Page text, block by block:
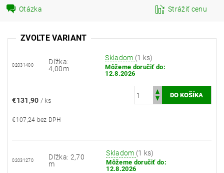
Otázka Strážiť cenu
ZVOĽTE VARIANT
02031400
Dľžka:
4,00m
Skladom (1 ks)
Môžeme doručiť do:
12.8.2026
€131,90 / ks
€107,24 bez DPH
02031270
Dľžka: 2,70
m
Skladom (1 ks)
Môžeme doručiť do:
12.8.2026